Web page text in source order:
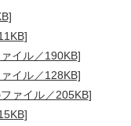
イル／190KB]
イル／128KB]
ァイル／205KB]